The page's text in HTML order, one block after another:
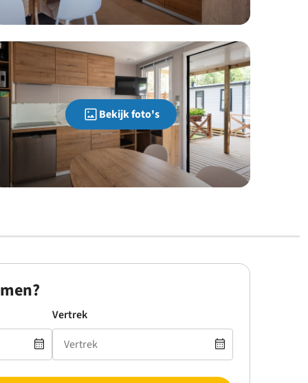
Bekijk foto's
Vertrek